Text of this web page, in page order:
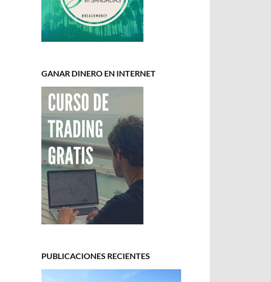
GANAR DINERO EN INTERNET
PUBLICACIONES RECIENTES